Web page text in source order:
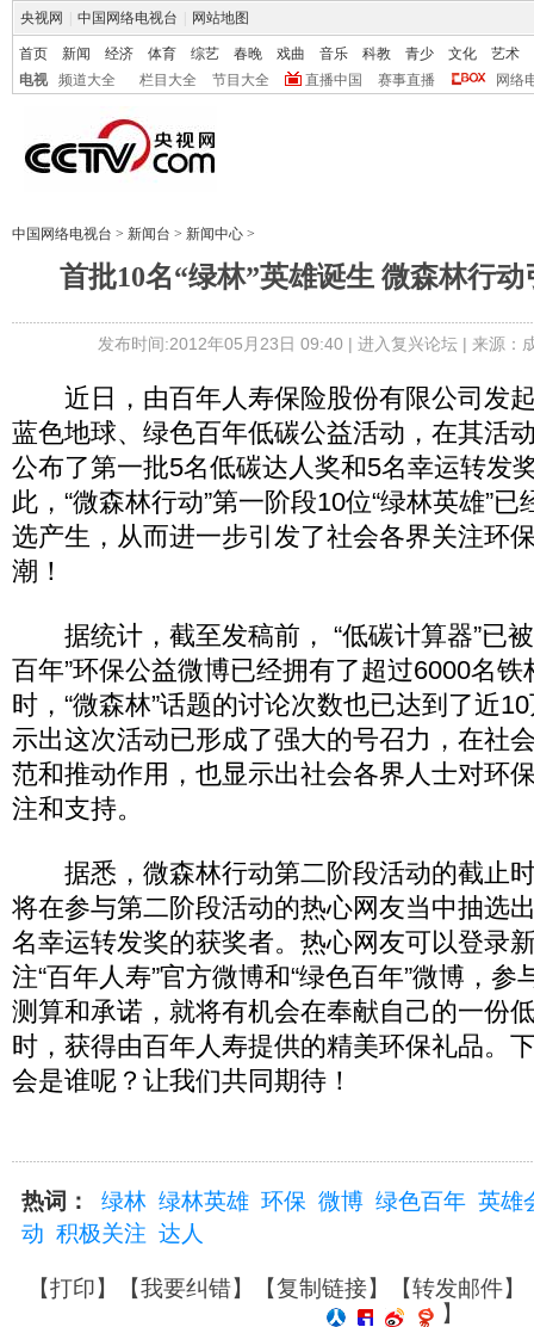
央视网 中国网络电视台 网站地图
首页 新闻 经济 体育 综艺 春晚 戏曲 音乐 科教 青少 文化
艺术
电视
频道大全 栏目大全 节目大全 直播中国 赛事直播 网络
中国网络电视台 > 新闻台 > 新闻中心 >
首批10名“绿林”英雄诞生 微森林行
发布时间:2012年05月23日 09:40 | 进入复兴论坛| 来源：
近日，由百年人寿保险股份有限公司发起
蓝色地球、绿色百年低碳公益活动，在其活
公布了第一批5名低碳达人奖和5名幸运转发
此，“微森林行动”第一阶段10位“绿林英雄”
选产生，从而进一步引发了社会各界关注环
潮！
据统计，截至发稿前， “低碳计算器”已被
百年”环保公益微博已经拥有了超过6000名铁
时，“微森林”话题的讨论次数也已达到了近
示出这次活动已形成了强大的号召力，在社
范和推动作用，也显示出社会各界人士对环
注和支持。
据悉，微森林行动第二阶段活动的截止
将在参与第二阶段活动的热心网友当中抽选
名幸运转发奖的获奖者。热心网友可以登录
注“百年人寿”官方微博和“绿色百年”微博，参
测算和承诺，就将有机会在奉献自己的一份
时，获得由百年人寿提供的精美环保礼品。
会是谁呢？让我们共同期待！
热词： 绿林 绿林英雄 环保 微博 绿色百年 英雄
动 积极关注 达人
【打印】【我要纠错】【复制链接】【转发邮件】
】